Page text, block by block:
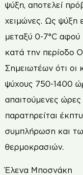
ψύξη, αποτελεί
χειμώνες. Ως ψύξη
μεταξύ 0-7°C αφού
κατά την περίοδο
Σημειωτέων ότι οι
ψύχους 750-1400
απαιτούμενες
παρατηρείται
συμπλήρωση και
θερμοκρασιών.
Έλενα Μποσνάκη